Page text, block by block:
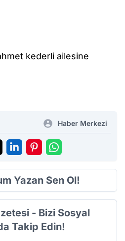
kederli ailesine
Haber Merkezi
Yazan Sen Ol!
- Bizi Sosyal
Takip Edin!